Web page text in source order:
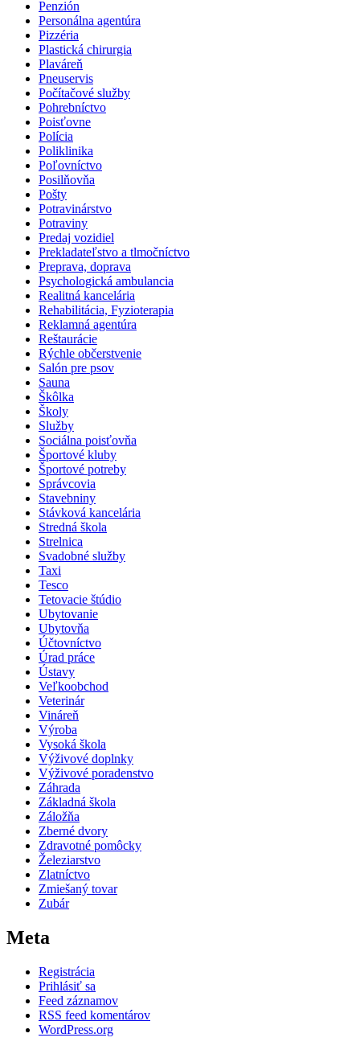
Penzión
Personálna agentúra
Pizzéria
Plastická chirurgia
Plaváreň
Pneuservis
Počítačové služby
Pohrebníctvo
Poisťovne
Polícia
Poliklinika
Poľovníctvo
Posilňovňa
Pošty
Potravinárstvo
Potraviny
Predaj vozidiel
Prekladateľstvo a tlmočníctvo
Preprava, doprava
Psychologická ambulancia
Realitná kancelária
Rehabilitácia, Fyzioterapia
Reklamná agentúra
Reštaurácie
Rýchle občerstvenie
Salón pre psov
Sauna
Škôlka
Školy
Služby
Sociálna poisťovňa
Športové kluby
Športové potreby
Správcovia
Stavebniny
Stávková kancelária
Stredná škola
Strelnica
Svadobné služby
Taxi
Tesco
Tetovacie štúdio
Ubytovanie
Ubytovňa
Účtovníctvo
Úrad práce
Ústavy
Veľkoobchod
Veterinár
Vináreň
Výroba
Vysoká škola
Výživové doplnky
Výživové poradenstvo
Záhrada
Základná škola
Záložňa
Zberné dvory
Zdravotné pomôcky
Železiarstvo
Zlatníctvo
Zmiešaný tovar
Zubár
Meta
Registrácia
Prihlásiť sa
Feed záznamov
RSS feed komentárov
WordPress.org